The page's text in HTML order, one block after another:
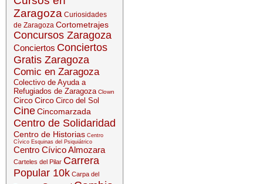
Zaragoza Curiosidades
de Zaragoza Cortometrajes
Concursos Zaragoza
Conciertos Conciertos
Gratis Zaragoza
Comic en Zaragoza
Colectivo de Ayuda a
Refugiados de Zaragoza Clown
CircoCirco Circo del Sol
CineCincomarzada
Centro de Solidaridad
Centro de Historias Centro
Cívico Esquinas del Psiquiátrico
Centro Cívico Almozara
Carteles del Pilar Carrera
Popular 10k Carpa del